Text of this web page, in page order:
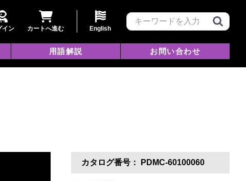
イン カートへ進む English
用語解説 お問い合わせ
カタログ番号： PDMC-60100060